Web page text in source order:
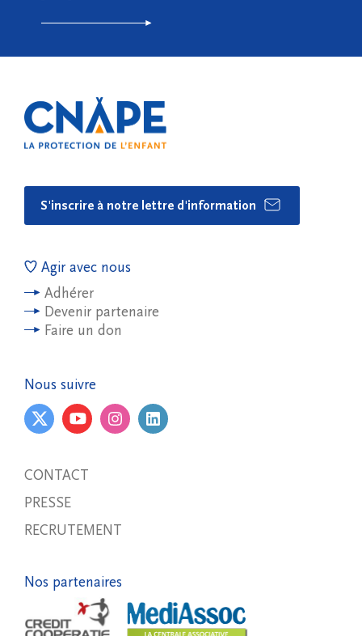
S'inscrire à notre lettre d'information
Agir avec nous
Adhérer
Devenir partenaire
Faire un don
Nous suivre
CONTACT
PRESSE
RECRUTEMENT
Nos partenaires